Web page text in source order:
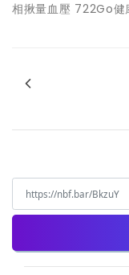
相揪量血壓 722Go健